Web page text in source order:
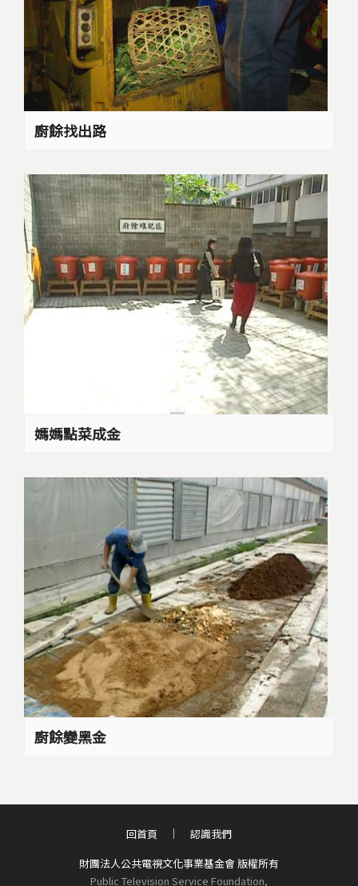
廚餘找出路
媽媽點菜成金
廚餘變黑金
財團法人公共電視文化事業基金會 版權所有
Public Television Service Foundation,
回首頁 認識我們